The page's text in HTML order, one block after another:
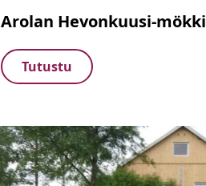
Arolan Hevonkuusi-mökki
Tutustu